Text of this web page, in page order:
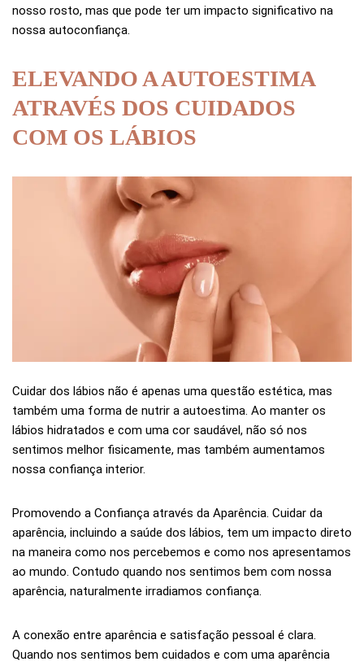
nosso rosto, mas que pode ter um impacto significativo na
nossa autoconfiança.
ELEVANDO A AUTOESTIMA
ATRAVÉS DOS CUIDADOS
COM OS LÁBIOS
Cuidar dos lábios não é apenas uma questão estética, mas
também uma forma de nutrir a autoestima. Ao manter os
lábios hidratados e com uma cor saudável, não só nos
sentimos melhor fisicamente, mas também aumentamos
nossa confiança interior.
Promovendo a Confiança através da Aparência. Cuidar da
aparência, incluindo a saúde dos lábios, tem um impacto direto
na maneira como nos percebemos e como nos apresentamos
ao mundo. Contudo quando nos sentimos bem com nossa
aparência, naturalmente irradiamos confiança.
A conexão entre aparência e satisfação pessoal é clara.
Quando nos sentimos bem cuidados e com uma aparência